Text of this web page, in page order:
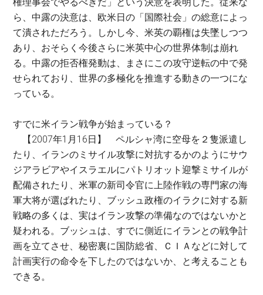
ら、中露の決意は、欧米日の「国際社会」の総意によっ
て潰されただろう。しかし今、米英の覇権は失墜しつつ
あり、おそらく今後さらに米英中心の世界体制は崩れ
る。中露の拒否権発動は、まさにこの攻守逆転の中で発
せられており、世界の多極化を推進する動きの一つにな
っている。
すでに米イラン戦争が始まっている？
【2007年1月16日】 ペルシャ湾に空母を２隻派遣し
たり、イランのミサイル攻撃に対抗するかのようにサウ
ジアラビアやイスラエルにパトリオット迎撃ミサイルが
配備されたり、米軍の新司令官に上陸作戦の専門家の海
軍大将が選ばれたり、ブッシュ政権のイラクに対する新
戦略の多くは、実はイラン攻撃の準備なのではないかと
疑われる。ブッシュは、すでに側近にイランとの戦争計
画を立てさせ、秘密裏に国防総省、ＣＩＡなどに対して
計画実行の命令を下したのではないか、と考えることも
できる。